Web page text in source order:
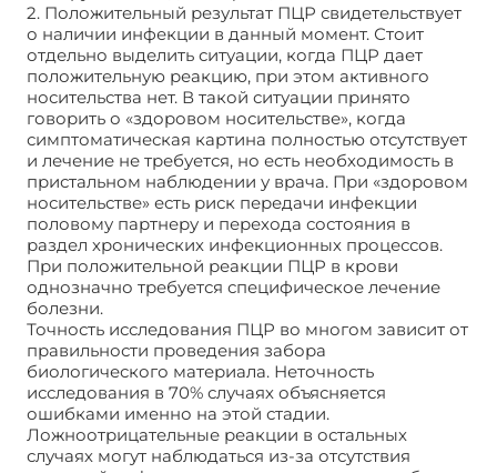
2. Положительный результат ПЦР свидетельствует
о наличии инфекции в данный момент. Стоит
отдельно выделить ситуации, когда ПЦР дает
положительную реакцию, при этом активного
носительства нет. В такой ситуации принято
говорить о «здоровом носительстве», когда
симптоматическая картина полностью отсутствует
и лечение не требуется, но есть необходимость в
пристальном наблюдении у врача. При «здоровом
носительстве» есть риск передачи инфекции
половому партнеру и перехода состояния в
раздел хронических инфекционных процессов.
При положительной реакции ПЦР в крови
однозначно требуется специфическое лечение
болезни.
Точность исследования ПЦР во многом зависит от
правильности проведения забора
биологического материала. Неточность
исследования в 70% случаях объясняется
ошибками именно на этой стадии.
Ложноотрицательные реакции в остальных
случаях могут наблюдаться из-за отсутствия